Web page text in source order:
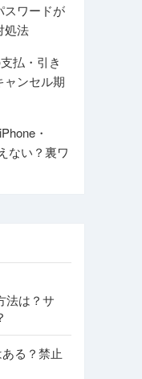
スワードが
処法
払・引き
ャンセル期
・
ない？裏ワ
法は？サ
る？禁止